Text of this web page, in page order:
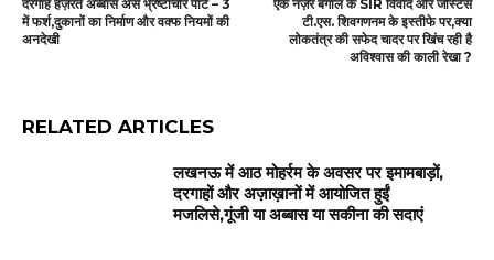
दरगाह हज़रत अब्बास अस भ्रष्टाचार पार्ट – 3
में फर्श,दुकानों का निर्माण और वक्फ नियमों की
अनदेखी
एक नज़र बंगाल के SIR विवाद और जस्टिस
टी.एस. शिवगणनम के इस्तीफे पर,क्या
लोकतंत्र की सफेद चादर पर खिंच रही है
अविश्वास की काली रेखा ?
RELATED ARTICLES
लखनऊ में आठ मोहर्रम के अवसर पर इमामबाड़ों,
दरगाहों और अज़ाख़ानों में आयोजित हुईं
मजलिसे,गूंजी या अब्बास या सकीना की सदाएं